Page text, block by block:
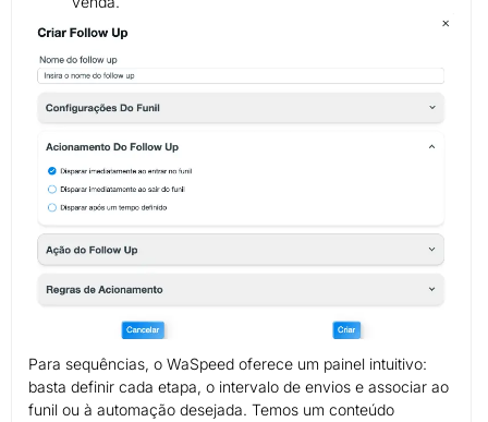
Para sequências, o WaSpeed oferece um painel intuitivo:
basta definir cada etapa, o intervalo de envios e associar ao
funil ou à automação desejada. Temos um conteúdo